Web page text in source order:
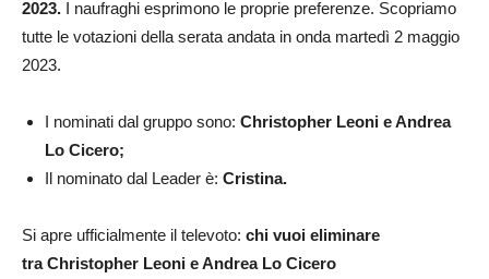
2023. I naufraghi esprimono le proprie preferenze. Scopriamo
tutte le votazioni della serata andata in onda martedì 2 maggio
2023.
I nominati dal gruppo sono: Christopher Leoni e Andrea
Lo Cicero;
Il nominato dal Leader è: Cristina.
Si apre ufficialmente il televoto: chi vuoi eliminare
traChristopher Leoni e Andrea Lo Cicero